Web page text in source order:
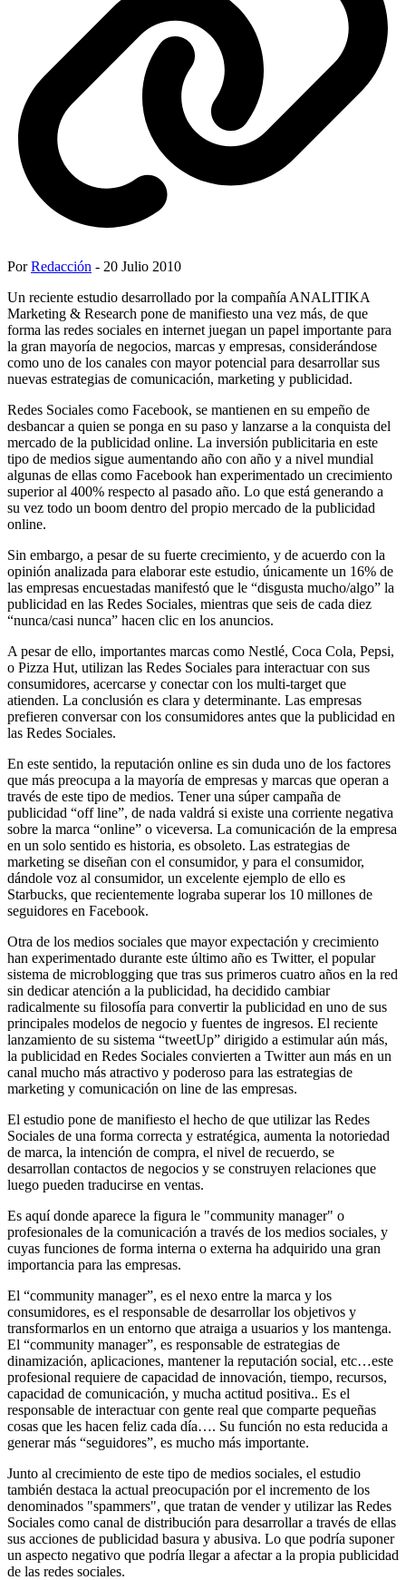
PorRedacción - 20 Julio 2010
Un reciente estudio desarrollado por la compañía ANALITIKA
Marketing & Research pone de manifiesto una vez más, de que
forma las redes sociales en internet juegan un papel importante para
la gran mayoría de negocios, marcas y empresas, considerándose
como uno de los canales con mayor potencial para desarrollar sus
nuevas estrategias de comunicación, marketing y publicidad.
Redes Sociales como Facebook, se mantienen en su empeño de
desbancar a quien se ponga en su paso y lanzarse a la conquista del
mercado de la publicidad online. La inversión publicitaria en este
tipo de medios sigue aumentando año con año y a nivel mundial
algunas de ellas como Facebook han experimentado un crecimiento
superior al 400% respecto al pasado año. Lo que está generando a
su vez todo un boom dentro del propio mercado de la publicidad
online.
Sin embargo, a pesar de su fuerte crecimiento, y de acuerdo con la
opinión analizada para elaborar este estudio, únicamente un 16% de
las empresas encuestadas manifestó que le “disgusta mucho/algo” la
publicidad en las Redes Sociales, mientras que seis de cada diez
“nunca/casi nunca” hacen clic en los anuncios.
A pesar de ello, importantes marcas como Nestlé, Coca Cola, Pepsi,
o Pizza Hut, utilizan las Redes Sociales para interactuar con sus
consumidores, acercarse y conectar con los multi-target que
atienden. La conclusión es clara y determinante. Las empresas
prefieren conversar con los consumidores antes que la publicidad en
las Redes Sociales.
En este sentido, la reputación online es sin duda uno de los factores
que más preocupa a la mayoría de empresas y marcas que operan a
través de este tipo de medios. Tener una súper campaña de
publicidad “off line”, de nada valdrá si existe una corriente negativa
sobre la marca “online” o viceversa. La comunicación de la empresa
en un solo sentido es historia, es obsoleto. Las estrategias de
marketing se diseñan con el consumidor, y para el consumidor,
dándole voz al consumidor, un excelente ejemplo de ello es
Starbucks, que recientemente lograba superar los 10 millones de
seguidores en Facebook‎.
Otra de los medios sociales que mayor expectación y crecimiento
han experimentado durante este último año es Twitter, el popular
sistema de microblogging que tras sus primeros cuatro años en la red
sin dedicar atención a la publicidad, ha decidido cambiar
radicalmente su filosofía para convertir la publicidad en uno de sus
principales modelos de negocio y fuentes de ingresos. El reciente
lanzamiento de su sistema “tweetUp” dirigido a estimular aún más,
la publicidad en Redes Sociales convierten a Twitter aun más en un
canal mucho más atractivo y poderoso para las estrategias de
marketing y comunicación on line de las empresas.
El estudio pone de manifiesto el hecho de que utilizar las Redes
Sociales de una forma correcta y estratégica, aumenta la notoriedad
de marca, la intención de compra, el nivel de recuerdo, se
desarrollan contactos de negocios y se construyen relaciones que
luego pueden traducirse en ventas.
Es aquí donde aparece la figura le "community manager" o
profesionales de la comunicación a través de los medios sociales, y
cuyas funciones de forma interna o externa ha adquirido una gran
importancia para las empresas.
El “community manager”, es el nexo entre la marca y los
consumidores, es el responsable de desarrollar los objetivos y
transformarlos en un entorno que atraiga a usuarios y los mantenga.
El “community manager”, es responsable de estrategias de
dinamización, aplicaciones, mantener la reputación social, etc…este
profesional requiere de capacidad de innovación, tiempo, recursos,
capacidad de comunicación, y mucha actitud positiva.. Es el
responsable de interactuar con gente real que comparte pequeñas
cosas que les hacen feliz cada día…. Su función no esta reducida a
generar más “seguidores”, es mucho más importante.
Junto al crecimiento de este tipo de medios sociales, el estudio
también destaca la actual preocupación por el incremento de los
denominados "spammers", que tratan de vender y utilizar las Redes
Sociales como canal de distribución para desarrollar a través de ellas
sus acciones de publicidad basura y abusiva. Lo que podría suponer
un aspecto negativo que podría llegar a afectar a la propia publicidad
de las redes sociales.